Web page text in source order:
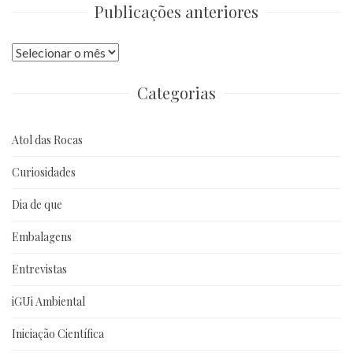
Publicações anteriores
Publicações
Categorias
Atol das Rocas
Curiosidades
Dia de que
Embalagens
Entrevistas
iGUi Ambiental
Iniciação Científica